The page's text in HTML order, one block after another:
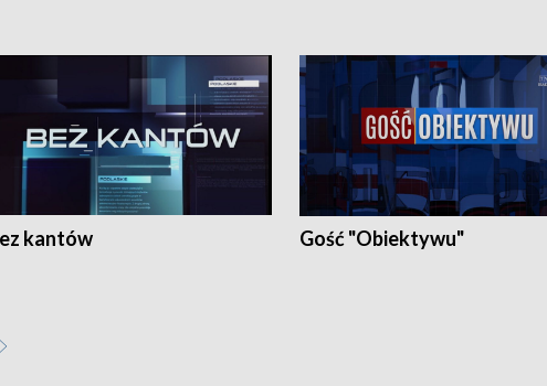
kantów Gość "Obiektywu"